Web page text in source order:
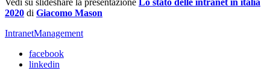
Vedi su slideshare la presentazione Lo stato delle intranet in italia
2020 di Giacomo Mason
IntranetManagement
facebook
linkedin